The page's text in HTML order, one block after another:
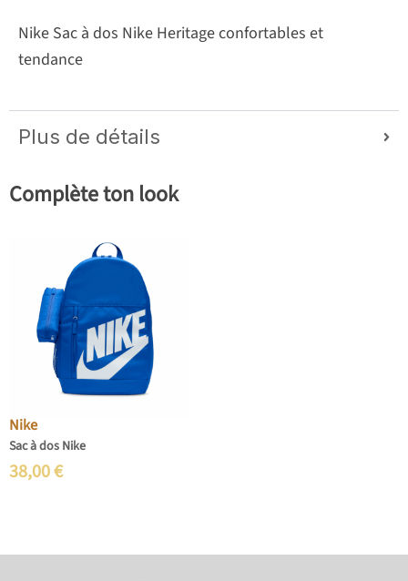
Nike Sac à dos Nike Heritage confortables et
tendance
Plus de détails
Complète ton look
Nike
Sac à dos Nike
38,00€